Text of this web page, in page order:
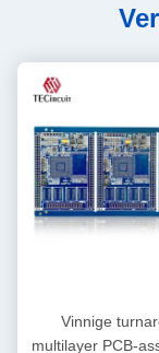
Vinnige
multilayer PCB-